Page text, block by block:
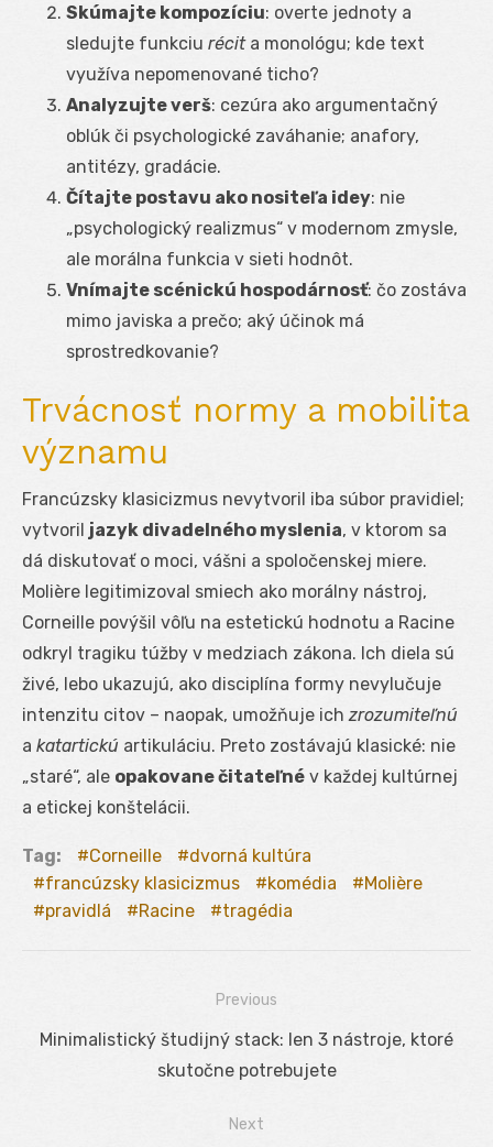
Skúmajte kompozíciu: overte jednoty a
sledujte funkciu récita monológu; kde text
využíva nepomenované ticho?
Analyzujte verš: cezúra ako argumentačný
oblúk či psychologické zaváhanie; anafory,
antitézy, gradácie.
Čítajte postavu ako nositeľa idey: nie
„psychologický realizmus“ v modernom zmysle,
ale morálna funkcia v sieti hodnôt.
Vnímajte scénickú hospodárnosť: čo zostáva
mimo javiska a prečo; aký účinok má
sprostredkovanie?
Trvácnosť normy a mobilita
významu
Francúzsky klasicizmus nevytvoril iba súbor pravidiel;
vytvoril jazyk divadelného myslenia, v ktorom sa
dá diskutovať o moci, vášni a spoločenskej miere.
Molière legitimizoval smiech ako morálny nástroj,
Corneille povýšil vôľu na estetickú hodnotu a Racine
odkryl tragiku túžby v medziach zákona. Ich diela sú
živé, lebo ukazujú, ako disciplína formy nevylučuje
intenzitu citov – naopak, umožňuje ichzrozumiteľnú
a katartickú artikuláciu. Preto zostávajú klasické: nie
„staré“, ale opakovane čitateľné v každej kultúrnej
a etickej konštelácii.
Tag: Corneille
dvorná kultúra
francúzsky klasicizmus
komédia
Molière
pravidlá
Racine tragédia
Navigácia
Previous
Previous
Minimalistický študijný stack: len 3 nástroje, ktoré
skutočne potrebujete
Next